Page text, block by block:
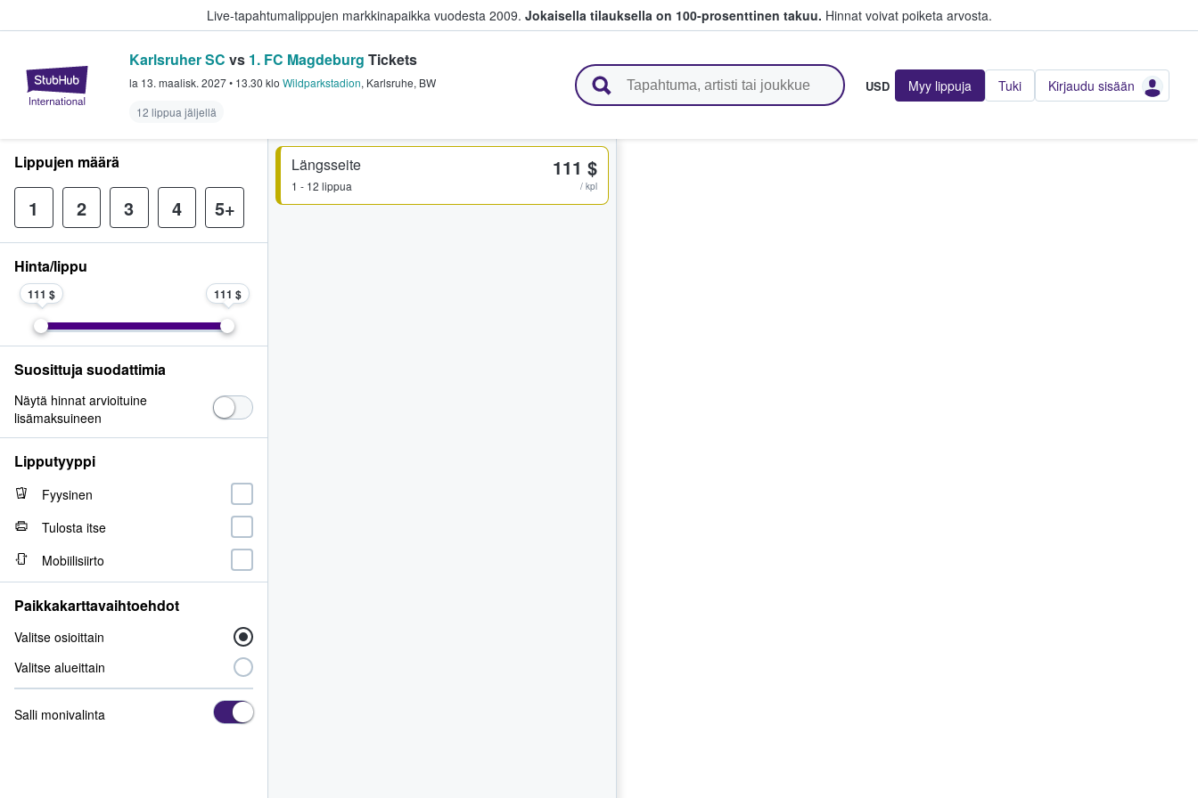
Live-tapahtumalippujen markkinapaikka vuodesta 2009. Jokaisella tilauksella on 100-prosenttinen takuu. Hinnat voivat poiketa arvosta.
StubHub - missä fanit ostavat ja myyvät lippuja
Karlsruher SC vs 1. FC Magdeburg Tickets
la 13. maalisk. 2027• 13.30 klo Wildparkstadion, Karlsruhe, BW
12 lippua jäljellä
USD Myy lippuja Tuki Kirjaudu sisään
Längsseite
1 - 12 lippua
111 $
/ kpl
Lippujen määrä
1 2 3 4 5+
Hinta/lippu
111 $ 111 $
Suosittuja suodattimia
Näytä hinnat arvioituine
lisämaksuineen
Lipputyyppi
Fyysinen
Tulosta itse
Mobiilisiirto
Paikkakarttavaihtoehdot
Valitse osioittain
Valitse alueittain
Salli monivalinta